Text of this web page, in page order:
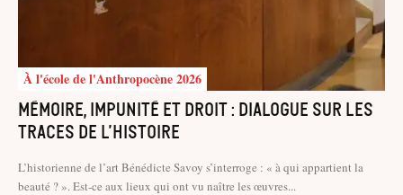
À l'école de l'Anthropocène 2026
Mémoire, impunité et droit : dialogue sur les
traces de l’histoire
L’historienne de l’art Bénédicte Savoy s’interroge : « à qui appartient la
beauté ? ». Est-ce aux lieux qui ont vu naître les œuvres...